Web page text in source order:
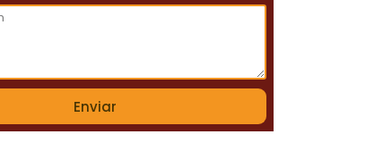
Enviar